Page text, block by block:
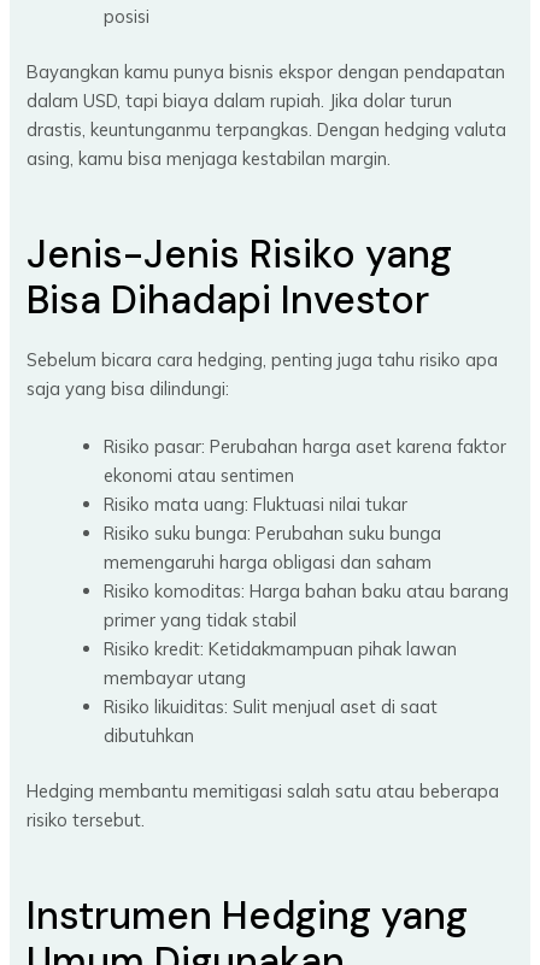
posisi
Bayangkan kamu punya bisnis ekspor dengan pendapatan
dalam USD, tapi biaya dalam rupiah. Jika dolar turun
drastis, keuntunganmu terpangkas. Dengan hedging valuta
asing, kamu bisa menjaga kestabilan margin.
Jenis-Jenis Risiko yang
Bisa Dihadapi Investor
Sebelum bicara cara hedging, penting juga tahu risiko apa
saja yang bisa dilindungi:
Risiko pasar: Perubahan harga aset karena faktor
ekonomi atau sentimen
Risiko mata uang: Fluktuasi nilai tukar
Risiko suku bunga: Perubahan suku bunga
memengaruhi harga obligasi dan saham
Risiko komoditas: Harga bahan baku atau barang
primer yang tidak stabil
Risiko kredit: Ketidakmampuan pihak lawan
membayar utang
Risiko likuiditas: Sulit menjual aset di saat
dibutuhkan
Hedging membantu memitigasi salah satu atau beberapa
risiko tersebut.
Instrumen Hedging yang